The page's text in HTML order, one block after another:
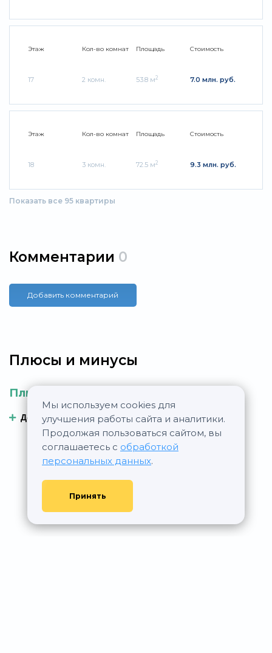
Мы используем cookies для
улучшения работы сайта и аналитики.
Продолжая пользоваться сайтом, вы
соглашаетесь с обработкой
персональных данных.
Принять
Этаж
17
Кол-во комнат
2 комн.
Площадь
53.8 м2
Стоимость
7.0 млн. руб.
Этаж
18
Кол-во комнат
3 комн.
Площадь
72.5 м2
Стоимость
9.3 млн. руб.
Показать все 95 квартиры
Комментарии 0
Добавить комментарий
Плюсы и минусы
Плюсы
Добавить плюс Добавить минус